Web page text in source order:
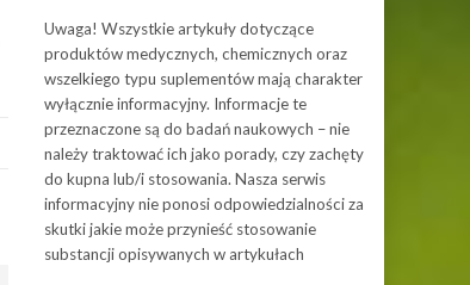
Uwaga! Wszystkie artykuły dotyczące
produktów medycznych, chemicznych oraz
wszelkiego typu suplementów mają charakter
wyłącznie informacyjny. Informacje te
przeznaczone są do badań naukowych – nie
należy traktować ich jako porady, czy zachęty
do kupna lub/i stosowania. Nasza serwis
informacyjny nie ponosi odpowiedzialności za
skutki jakie może przynieść stosowanie
substancji opisywanych w artykułach